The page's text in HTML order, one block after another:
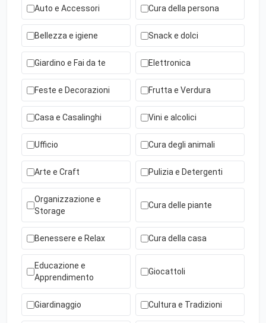
Auto e Accessori Cura della persona
Bellezza e igiene Snack e dolci
Giardino e Fai da te Elettronica
Feste e Decorazioni Frutta e Verdura
Casa e Casalinghi Vini e alcolici
Ufficio Cura degli animali
Arte e Craft Pulizia e Detergenti
Organizzazione e
Storage
Cura delle piante
Benessere e Relax Cura della casa
Educazione e
Apprendimento
Giocattoli
Giardinaggio Cultura e Tradizioni